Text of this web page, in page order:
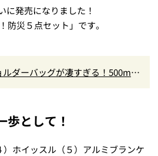
に発売になりました！
防災５点セット」です。
ダーバッグが凄すぎる！500mL
として！
ホイッスル（５）アルミブランケ